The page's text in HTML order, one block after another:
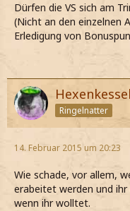
Dürfen die VS sich am
(Nicht an den einzelnen
Erledigung von
Hexenkessel
Ringelnatter
14. Februar 2015 um 20:23
Wie schade, vor allem,
erabeitet werden und
wenn ihr wolltet.